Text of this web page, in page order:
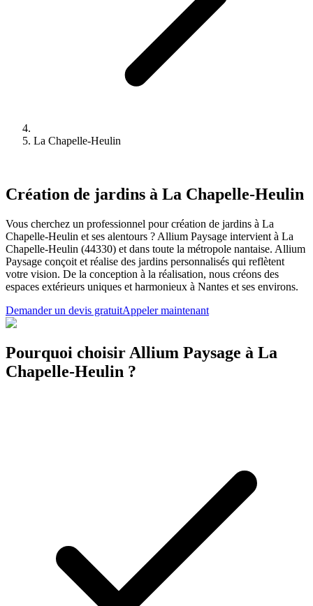
La Chapelle-Heulin
Création de jardins à La Chapelle-Heulin
Vous cherchez un professionnel pour création de jardins à La
Chapelle-Heulin et ses alentours ? Allium Paysage intervient à La
Chapelle-Heulin (44330) et dans toute la métropole nantaise. Allium
Paysage conçoit et réalise des jardins personnalisés qui reflètent
votre vision. De la conception à la réalisation, nous créons des
espaces extérieurs uniques et harmonieux à Nantes et ses environs.
Demander un devis gratuitAppeler maintenant
Pourquoi choisir Allium Paysage à La
Chapelle-Heulin ?